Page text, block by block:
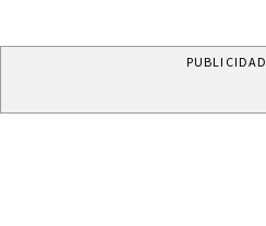
PUBLICIDAD